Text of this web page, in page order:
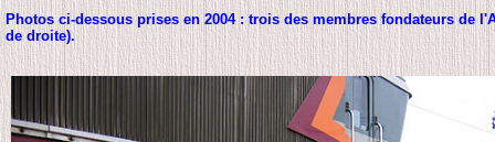
Photos ci-dessous prises en 2004 : trois des membres fondateurs de
de droite).